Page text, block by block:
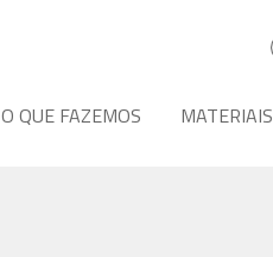
O QUE FAZEMOS MATERIAIS